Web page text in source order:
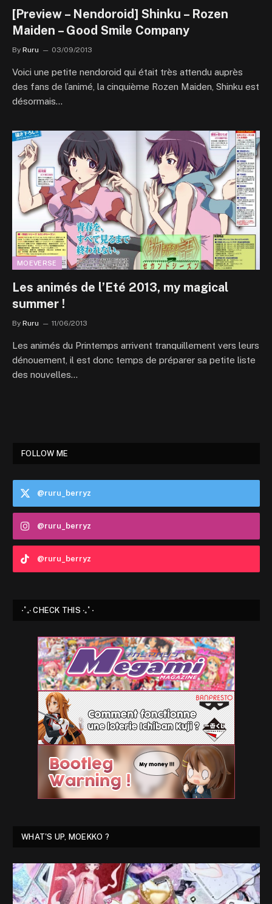
[Preview – Nendoroid] Shinku – Rozen
Maiden – Good Smile Company
By Ruru 03/09/2013
Voici une petite nendoroid qui était très attendu auprès
des fans de l’animé, la cinquième Rozen Maiden, Shinku est
désormais…
MOEVERSE
Les animés de l’Eté 2013, my magical
summer !
By Ruru 11/06/2013
Les animés du Printemps arrivent tranquillement vers leurs
dénouement, il est donc temps de préparer sa petite liste
des nouvelles…
FOLLOW ME
@ruru_berryz
@ruru_berryz
@ruru_berryz
⋅˚₊‧ CHECK THIS ‧₊˚ ⋅
WHAT'S UP, MOEKKO ?